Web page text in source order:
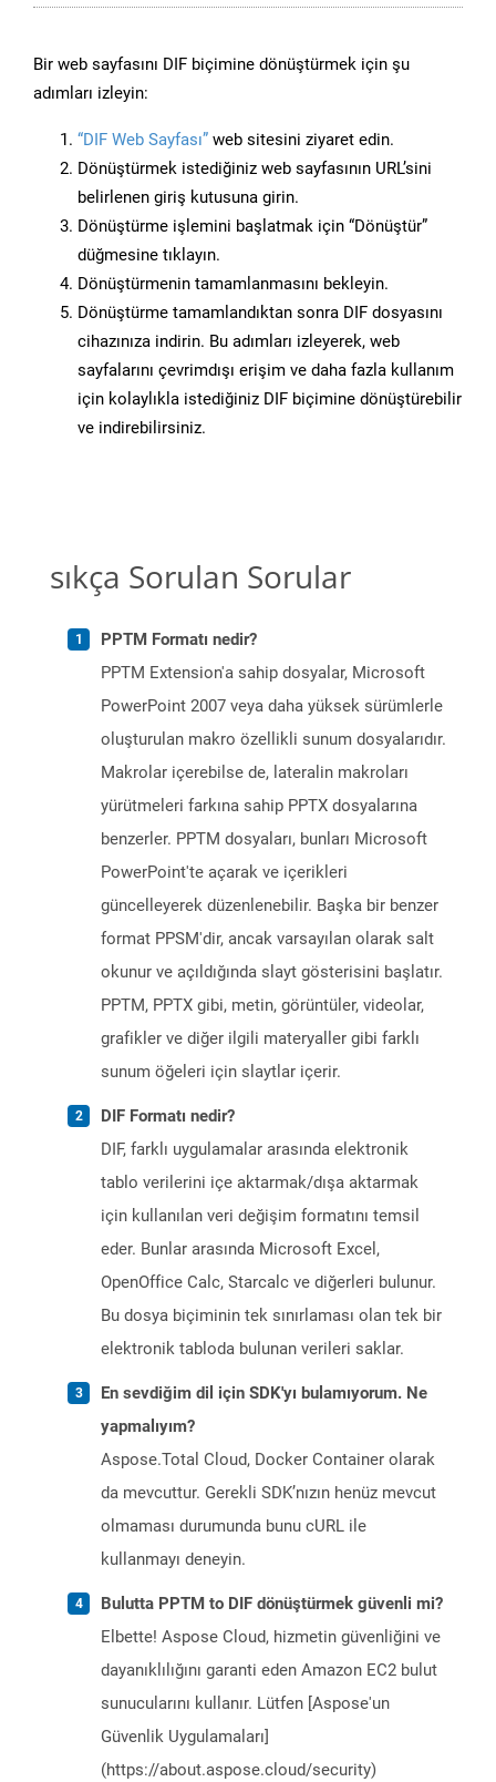
Bir web sayfasını DIF biçimine dönüştürmek için şu
adımları izleyin:
“DIF Web Sayfası” web sitesini ziyaret edin.
Dönüştürmek istediğiniz web sayfasının URL’sini
belirlenen giriş kutusuna girin.
Dönüştürme işlemini başlatmak için “Dönüştür”
düğmesine tıklayın.
Dönüştürmenin tamamlanmasını bekleyin.
Dönüştürme tamamlandıktan sonra DIF dosyasını
cihazınıza indirin. Bu adımları izleyerek, web
sayfalarını çevrimdışı erişim ve daha fazla kullanım
için kolaylıkla istediğiniz DIF biçimine dönüştürebilir
ve indirebilirsiniz.
sıkça Sorulan Sorular
PPTM Formatı nedir?
PPTM Extension'a sahip dosyalar, Microsoft
PowerPoint 2007 veya daha yüksek sürümlerle
oluşturulan makro özellikli sunum dosyalarıdır.
Makrolar içerebilse de, lateralin makroları
yürütmeleri farkına sahip PPTX dosyalarına
benzerler. PPTM dosyaları, bunları Microsoft
PowerPoint'te açarak ve içerikleri
güncelleyerek düzenlenebilir. Başka bir benzer
format PPSM'dir, ancak varsayılan olarak salt
okunur ve açıldığında slayt gösterisini başlatır.
PPTM, PPTX gibi, metin, görüntüler, videolar,
grafikler ve diğer ilgili materyaller gibi farklı
sunum öğeleri için slaytlar içerir.
DIF Formatı nedir?
DIF, farklı uygulamalar arasında elektronik
tablo verilerini içe aktarmak/dışa aktarmak
için kullanılan veri değişim formatını temsil
eder. Bunlar arasında Microsoft Excel,
OpenOffice Calc, Starcalc ve diğerleri bulunur.
Bu dosya biçiminin tek sınırlaması olan tek bir
elektronik tabloda bulunan verileri saklar.
En sevdiğim dil için SDK'yı bulamıyorum. Ne
yapmalıyım?
Aspose.Total Cloud, Docker Container olarak
da mevcuttur. Gerekli SDK’nızın henüz mevcut
olmaması durumunda bunu cURL ile
kullanmayı deneyin.
Bulutta PPTM to DIF dönüştürmek güvenli mi?
Elbette! Aspose Cloud, hizmetin güvenliğini ve
dayanıklılığını garanti eden Amazon EC2 bulut
sunucularını kullanır. Lütfen [Aspose'un
Güvenlik Uygulamaları]
(https://about.aspose.cloud/security)